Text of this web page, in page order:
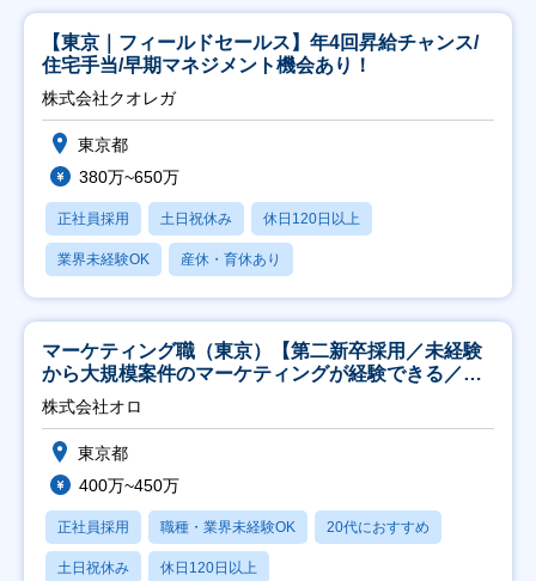
【東京｜フィールドセールス】年4回昇給チャンス/
住宅手当/早期マネジメント機会あり！
株式会社クオレガ
東京都
380万~650万
正社員採用 土日祝休み 休日120日以上
業界未経験OK 産休・育休あり
マーケティング職（東京）【第二新卒採用／未経験
から大規模案件のマーケティングが経験できる／研
修充実】
株式会社オロ
東京都
400万~450万
正社員採用 職種・業界未経験OK 20代におすすめ
土日祝休み 休日120日以上